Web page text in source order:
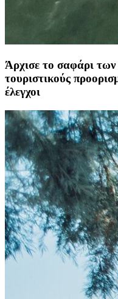
Άρχισε το σαφάρι
τουριστικούς
έλεγχοι